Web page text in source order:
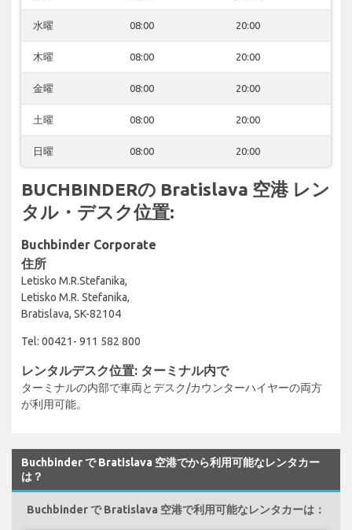
水曜 08:00 20:00
木曜 08:00 20:00
金曜 08:00 20:00
土曜 08:00 20:00
日曜 08:00 20:00
BUCHBINDERの Bratislava 空港 レン
タル・デスク位置:
Buchbinder Corporate
住所
Letisko M.R.Stefanika,
Letisko M.R. Stefanika,
Bratislava, SK-82104
Tel: 00421- 911 582 800
レンタルデスク位置: ターミナル内で
ターミナルの内部で車両とデスク/カウンターハイヤーの両方
が利用可能。
Buchbinder で Bratislava 空港でから利用可能なレンタカー
は？
Buchbinder で Bratislava 空港で利用可能なレンタカーは：